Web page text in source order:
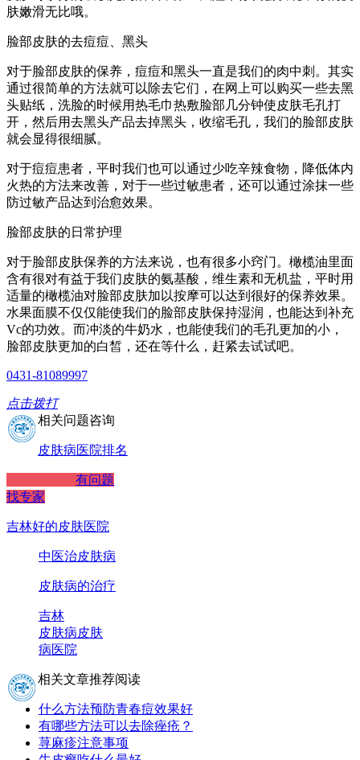
肤嫩滑无比哦。
脸部皮肤的去痘痘、黑头
对于脸部皮肤的保养，痘痘和黑头一直是我们的肉中刺。其实
通过很简单的方法就可以除去它们，在网上可以购买一些去黑
头贴纸，洗脸的时候用热毛巾热敷脸部几分钟使皮肤毛孔打
开，然后用去黑头产品去掉黑头，收缩毛孔，我们的脸部皮肤
就会显得很细腻。
对于痘痘患者，平时我们也可以通过少吃辛辣食物，降低体内
火热的方法来改善，对于一些过敏患者，还可以通过涂抹一些
防过敏产品达到治愈效果。
脸部皮肤的日常护理
对于脸部皮肤保养的方法来说，也有很多小窍门。橄榄油里面
含有很对有益于我们皮肤的氨基酸，维生素和无机盐，平时用
适量的橄榄油对脸部皮肤加以按摩可以达到很好的保养效果。
水果面膜不仅仅能使我们的脸部皮肤保持湿润，也能达到补充
Vc的功效。而冲淡的牛奶水，也能使我们的毛孔更加的小，
脸部皮肤更加的白皙，还在等什么，赶紧去试试吧。
0431-81089997
点击拨打
相关问题咨询
皮肤病医院排名
有问题
找专家
吉林好的皮肤医院
中医治皮肤病
皮肤病的治疗
吉林
皮肤病皮肤
病医院
相关文章推荐阅读
什么方法预防青春痘效果好
有哪些方法可以去除痤疮？
荨麻疹注意事项